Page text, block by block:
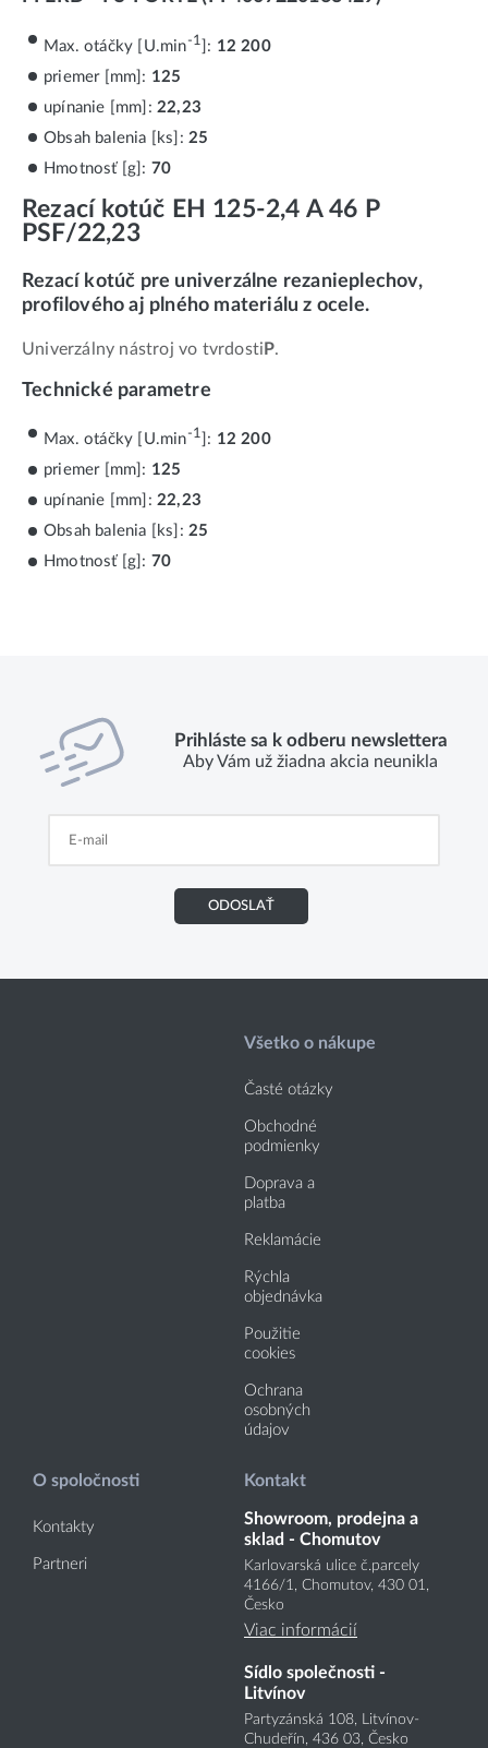
Max. otáčky [U.min-1]: 12 200
priemer [mm]: 125
upínanie [mm]: 22,23
Obsah balenia [ks]: 25
Hmotnosť [g]: 70
Rezací kotúč EH 125-2,4 A 46 P
PSF/22,23
Rezací kotúč pre univerzálne rezanieplechov,
profilového aj plného materiálu z ocele.
Univerzálny nástroj vo tvrdosti P.
Technické parametre
Max. otáčky [U.min-1 ]: 12 200
priemer [mm]: 125
upínanie [mm]: 22,23
Obsah balenia [ks]: 25
Hmotnosť [g]: 70
Prihláste sa k odberu newslettera
Aby Vám už žiadna akcia neunikla
ODOSLAŤ
Všetko o nákupe
Časté otázky
Obchodné
podmienky
Doprava a
platba
Reklamácie
Rýchla
objednávka
Použitie
cookies
Ochrana
osobných
údajov
O spoločnosti
Kontakty
Partneri
Kontakt
Showroom, prodejna a
sklad - Chomutov
Karlovarská ulice č.parcely
4166/1, Chomutov, 430 01,
Česko
Viac informácií
Sídlo společnosti -
Litvínov
Partyzánská 108, Litvínov-
Chudeřín, 436 03, Česko